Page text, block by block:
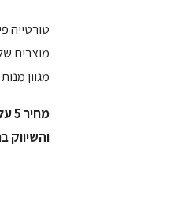
מוצרים
מגוון
מחיר 5 עלי טורטייה לפיצה בקוטר 27 ס"מ (לפי אפליקציית פרייסז): 15.9 ₪ – 16.9 ₪. ל
והשיווק